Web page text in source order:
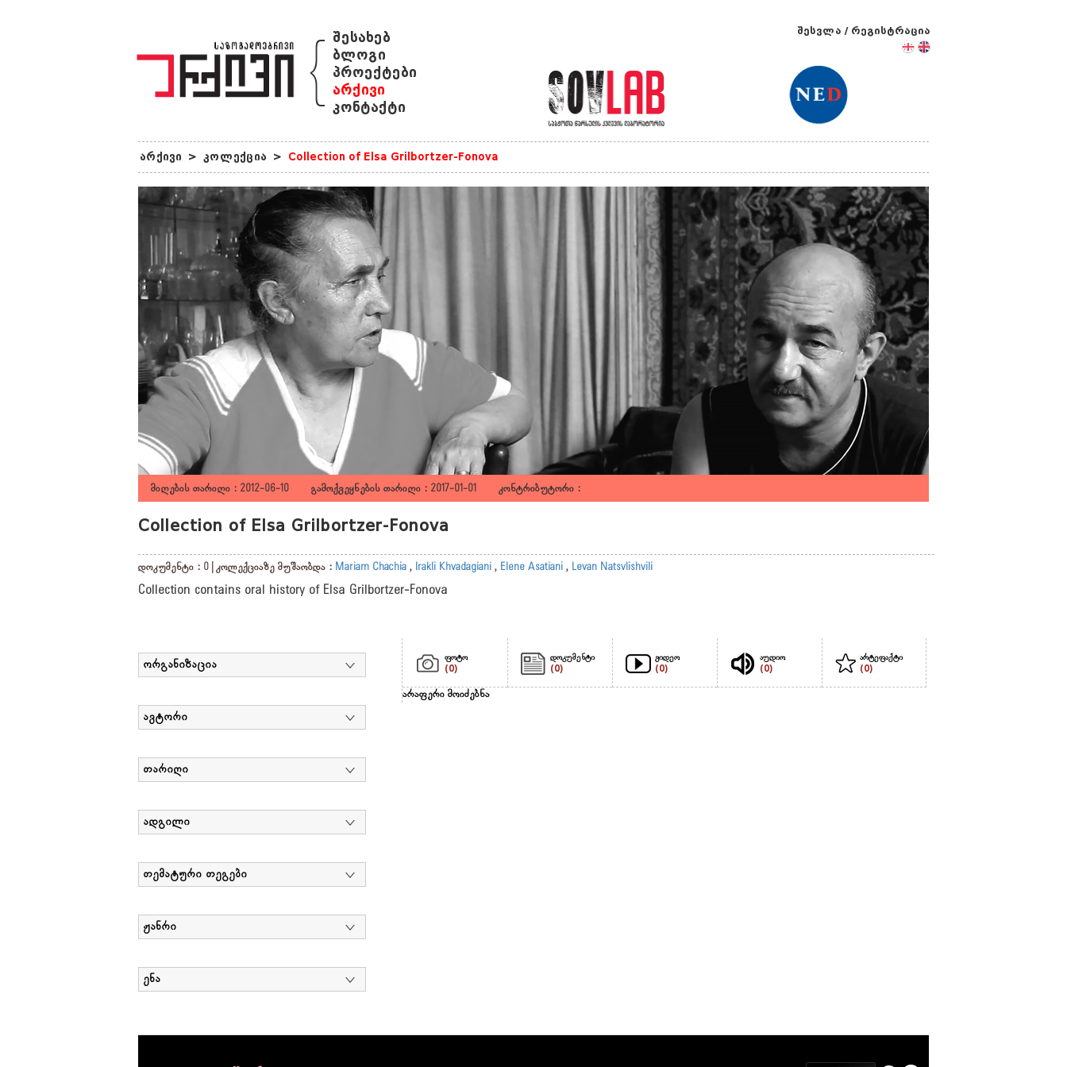
{ შესახებ
ბლოგი
პროექტები
არქივი
კონტაქტი
შესვლა / რეგისტრაცია
არქივი > კოლექცია > Collection of Elsa Grilbortzer-Fonova
მიღების თარიღი : 2012-06-10 გამოქვეყნების თარიღი : 2017-01-01 კონტრიბუტორი :
Collection of Elsa Grilbortzer-Fonova
დოკუმენტი : 0 | კოლექციაზე მუშაობდა : Mariam Chachia , Irakli Khvadagiani , Elene Asatiani , Levan Natsvlishvili
Collection contains oral history of Elsa Grilbortzer-Fonova
ორგანიზაცია
ავტორი
თარიღი
ადგილი
თემატური თეგები
ჟანრი
ენა
ფოტო
(0)
დოკუმენტი
(0)
ვიდეო
(0)
აუდიო
(0)
არტეფაქტი
(0)
არაფერი მოიძებნა